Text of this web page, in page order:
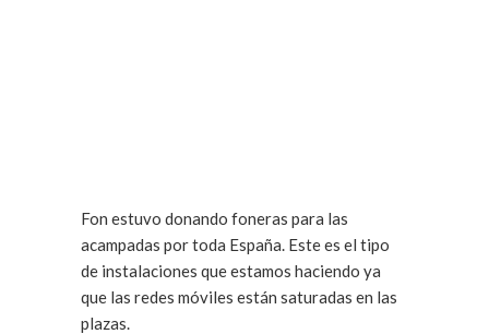
Fon estuvo donando foneras para las
acampadas por toda España. Este es el tipo
de instalaciones que estamos haciendo ya
que las redes móviles están saturadas en las
plazas.